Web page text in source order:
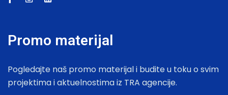
Promo materijal
Pogledajte naš promo materijal i budite u toku o svim
projektima i aktuelnostima iz TRA agencije.